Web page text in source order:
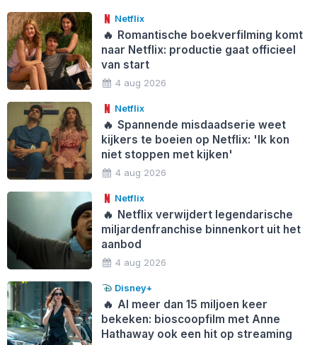
Netflix
🔥 Romantische boekverfilming komt
naar Netflix: productie gaat officieel
van start
4 aug 2026
Netflix
🔥 Spannende misdaadserie weet
kijkers te boeien op Netflix: 'Ik kon
niet stoppen met kijken'
4 aug 2026
Netflix
🔥 Netflix verwijdert legendarische
miljardenfranchise binnenkort uit het
aanbod
4 aug 2026
Disney+
🔥 Al meer dan 15 miljoen keer
bekeken: bioscoopfilm met Anne
Hathaway ook een hit op streaming